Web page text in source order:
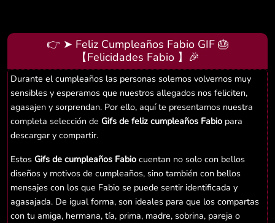
👉 ➤ Feliz Cumpleaños Fabio GIF 🎂
【Felicidades Fabio 】🎉
Durante el cumpleaños las personas solemos volvernos muy
sensibles y esperamos que nuestros allegados nos feliciten,
agasajen y sorprendan. Por ello, aquí te presentamos nuestra
completa selección de Gifs de feliz cumpleaños Fabio para
descargar y compartir.
Estos Gifs de cumpleaños Fabio cuentan no solo con bellos
diseños y motivos de cumpleaños, sino también con bellos
mensajes con los que Fabio se puede sentir identificada y
agasajada. De igual forma, son ideales para que los compartas
con tu amiga, hermana, tía, prima, madre, sobrina, pareja o